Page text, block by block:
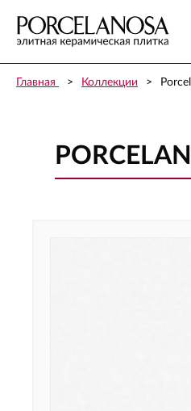
Главная Коллекции